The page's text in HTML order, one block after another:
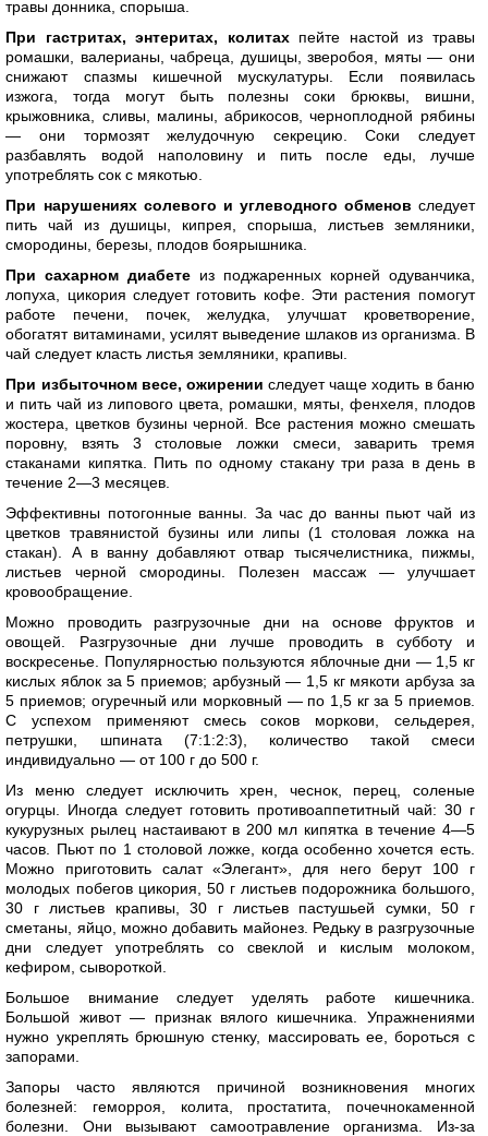
травы донника, спорыша.
При гастритах, энтеритах, колитахпейте настой из травы
ромашки, валерианы, чабреца, душицы, зверобоя, мяты — они
снижают спазмы кишечной мускулатуры. Если появилась
изжога, тогда могут быть полезны соки брюквы, вишни,
крыжовника, сливы, малины, абрикосов, черноплодной рябины
— они тормозят желудочную секрецию. Соки следует
разбавлять водой наполовину и пить после еды, лучше
употреблять сок с мякотью.
При нарушениях солевого и углеводного обменов следует
пить чай из душицы, кипрея, спорыша, листьев земляники,
смородины, березы, плодов боярышника.
При сахарном диабете из поджаренных корней одуванчика,
лопуха, цикория следует готовить кофе. Эти растения помогут
работе печени, почек, желудка, улучшат кроветворение,
обогатят витаминами, усилят выведение шлаков из организма. В
чай следует класть листья земляники, крапивы.
При избыточном весе, ожирении следует чаще ходить в баню
и пить чай из липового цвета, ромашки, мяты, фенхеля, плодов
жостера, цветков бузины черной. Все растения можно смешать
поровну, взять 3 столовые ложки смеси, заварить тремя
стаканами кипятка. Пить по одному стакану три раза в день в
течение 2—3 месяцев.
Эффективны потогонные ванны. За час до ванны пьют чай из
цветков травянистой бузины или липы (1 столовая ложка на
стакан). А в ванну добавляют отвар тысячелистника, пижмы,
листьев черной смородины. Полезен массаж — улучшает
кровообращение.
Можно проводить разгрузочные дни на основе фруктов и
овощей. Разгрузочные дни лучше проводить в субботу и
воскресенье. Популярностью пользуются яблочные дни — 1,5 кг
кислых яблок за 5 приемов; арбузный — 1,5 кг мякоти арбуза за
5 приемов; огуречный или морковный — по 1,5 кг за 5 приемов.
С успехом применяют смесь соков моркови, сельдерея,
петрушки, шпината (7:1:2:3), количество такой смеси
индивидуально — от 100 г до 500 г.
Из меню следует исключить хрен, чеснок, перец, соленые
огурцы. Иногда следует готовить противоаппетитный чай: 30 г
кукурузных рылец настаивают в 200 мл кипятка в течение 4—5
часов. Пьют по 1 столовой ложке, когда особенно хочется есть.
Можно приготовить салат «Элегант», для него берут 100 г
молодых побегов цикория, 50 г листьев подорожника большого,
30 г листьев крапивы, 30 г листьев пастушьей сумки, 50 г
сметаны, яйцо, можно добавить майонез. Редьку в разгрузочные
дни следует употреблять со свеклой и кислым молоком,
кефиром, сывороткой.
Большое внимание следует уделять работе кишечника.
Большой живот — признак вялого кишечника. Упражнениями
нужно укреплять брюшную стенку, массировать ее, бороться с
запорами.
Запоры часто являются причиной возникновения многих
болезней: геморроя, колита, простатита, почечнокаменной
болезни. Они вызывают самоотравление организма. Из-за